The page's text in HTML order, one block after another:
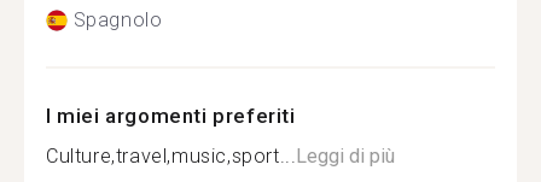
Spagnolo
I miei argomenti preferiti
Culture,travel,music,sport...Leggi di più